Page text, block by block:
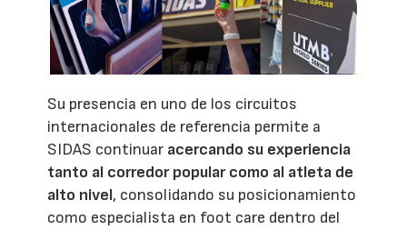
Su presencia en uno de los circuitos
internacionales de referencia permite a
SIDAS continuar acercando su experiencia
tanto al corredor popular como al atleta de
alto nivel, consolidando su posicionamiento
como especialista en foot care dentro del